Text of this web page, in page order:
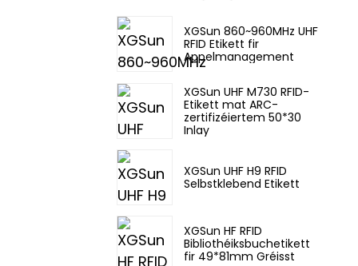
XGSun 860~960MHz UHF
RFID Etikett fir
Appelmanagement
XGSun UHF M730 RFID-
Etikett mat ARC-
zertifizéiertem 50*30
Inlay
XGSun UHF H9 RFID
Selbstklebend Etikett
XGSun HF RFID
Bibliothéiksbuchetikett
fir 49*81mm Gréisst